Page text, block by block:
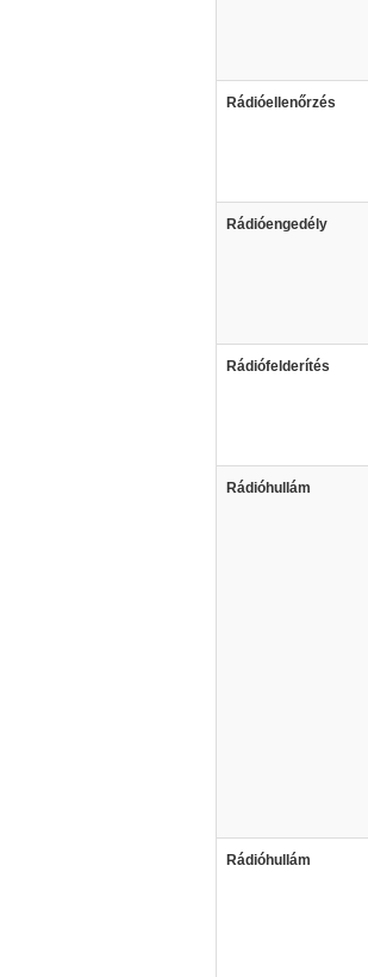
Rádióellenőrzés
Rádióengedély
Rádiófelderítés
Rádióhullám
Rádióhullám